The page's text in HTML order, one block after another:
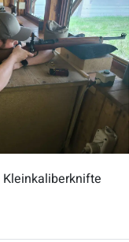
Kleinkaliberknifte